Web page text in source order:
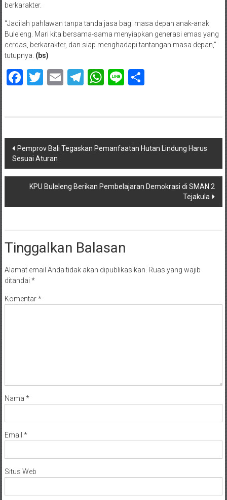
berkarakter.
“Jadilah pahlawan tanpa tanda jasa bagi masa depan anak-anak
Buleleng. Mari kita bersama-sama menyiapkan generasi emas yang
cerdas, berkarakter, dan siap menghadapi tantangan masa depan,”
tutupnya. (bs)
Facebook
Twitter
EmailTelegram
WhatsApp
LineShare
Navigasi
pos
Pemprov Bali Tegaskan Pemanfaatan Hutan Lindung Harus
Sesuai Aturan
KPU Buleleng Berikan Pembelajaran Demokrasi di SMAN 2
Tejakula
Tinggalkan Balasan
Alamat email Anda tidak akan dipublikasikan. Ruas yang wajib
ditandai *
Komentar*
Nama *
Email *
Situs Web